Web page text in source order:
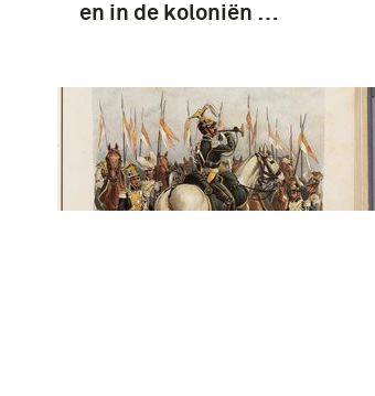
en in de koloniën …